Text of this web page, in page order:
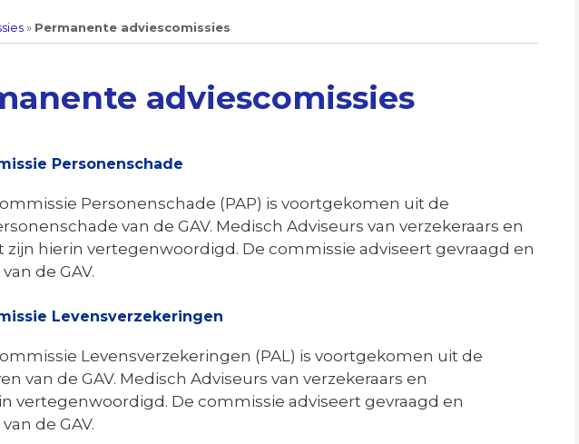
» Permanente adviescomissies
adviescomissies
Personenschade
Personenschade (PAP) is voortgekomen uit de
van de GAV. Medisch Adviseurs van verzekeraars en
hierin vertegenwoordigd. De commissie adviseert gevraagd en
de GAV.
Levensverzekeringen
Levensverzekeringen (PAL) is voortgekomen uit de
van de GAV. Medisch Adviseurs van verzekeraars en
vertegenwoordigd. De commissie adviseert gevraagd en
de GAV.